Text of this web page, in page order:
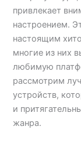
привлекает
настроением.
настоящим
многие из них
любимую
рассмотрим
устройств,
и
жанра.